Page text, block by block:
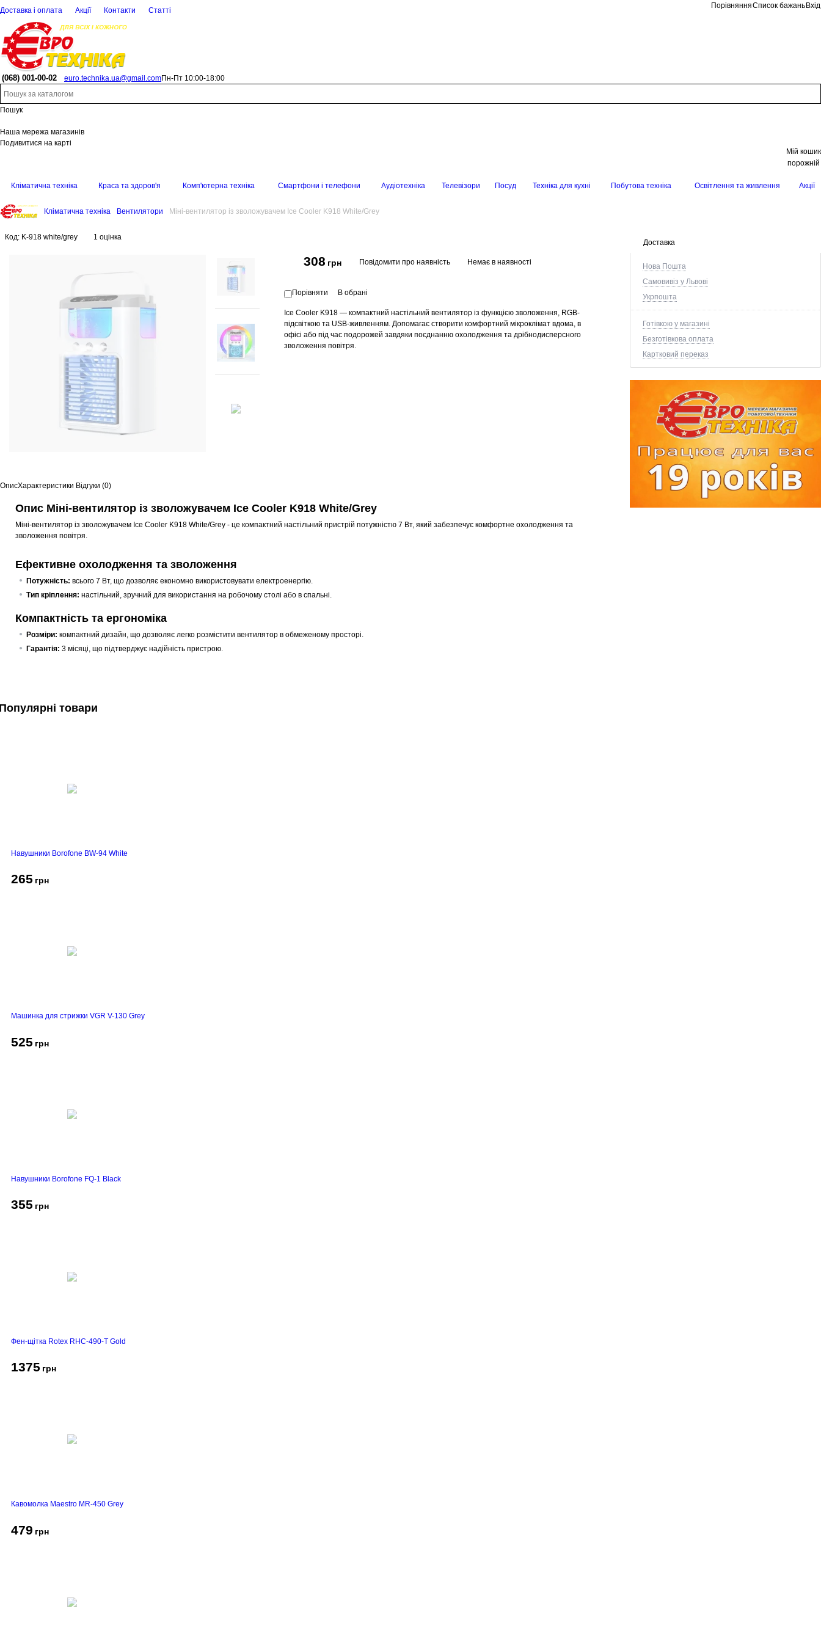
Доставка і оплата Акції Контакти Статті
ПорівнянняСписок бажань Вхід
(068) 001-00-02 euro.technika.ua@gmail.comПн-Пт 10:00-18:00
Пошук
Наша мережа магазинів
Подивитися на карті
Мій кошик
порожній
Кліматична техніка Краса та здоров'я Комп'ютерна техніка Смартфони і телефони Аудіотехніка Телевізори Посуд Техніка для кухні Побутова техніка Освітлення та живлення Акції
Кліматична техніка Вентилятори Міні-вентилятор із зволожувачем Ice Cooler K918 White/Grey
Доставка
Нова Пошта
Самовивіз у Львові
Укрпошта
Готівкою у магазині
Безготівкова оплата
Картковий переказ
Код: K-918 white/grey 1 оцінка
308 грн Повідомити про наявність Немає в наявності
Порівняти В обрані
Ice Cooler K918 — компактний настільний вентилятор із функцією зволоження, RGB-
підсвіткою та USB-живленням. Допомагає створити комфортний мікроклімат вдома, в
офісі або під час подорожей завдяки поєднанню охолодження та дрібнодисперсного
зволоження повітря.
ОписХарактеристики Відгуки (0)
Опис Міні-вентилятор із зволожувачем Ice Cooler K918 White/Grey
Міні-вентилятор із зволожувачем Ice Cooler K918 White/Grey - це компактний настільний пристрій потужністю 7 Вт, який забезпечує комфортне охолодження та
зволоження повітря.
Ефективне охолодження та зволоження
Потужність: всього 7 Вт, що дозволяє економно використовувати електроенергію.
Тип кріплення: настільний, зручний для використання на робочому столі або в спальні.
Компактність та ергономіка
Розміри: компактний дизайн, що дозволяє легко розмістити вентилятор в обмеженому просторі.
Гарантія: 3 місяці, що підтверджує надійність пристрою.
товари
Навушники Borofone BW-94 White
265 грн
Машинка для стрижки VGR V-130 Grey
525 грн
Навушники Borofone FQ-1 Black
355 грн
Фен-щітка Rotex RHC-490-T Gold
1375 грн
Кавомолка Maestro MR-450 Grey
479 грн